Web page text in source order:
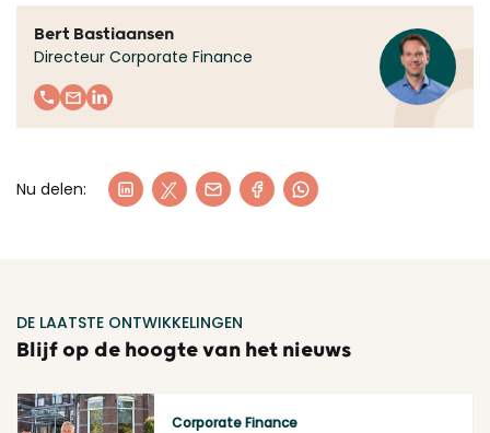
Bert Bastiaansen
Directeur Corporate Finance
Nu delen:
DE LAATSTE ONTWIKKELINGEN
Blijf op de hoogte van het nieuws
Corporate Finance